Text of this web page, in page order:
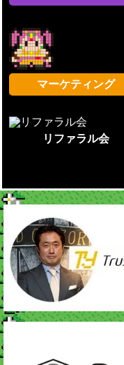
マーケティング
リファラル会